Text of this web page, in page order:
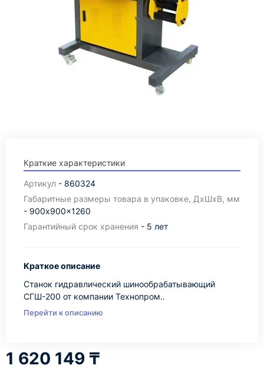
Краткие характеристики
Артикул - 860324
Габаритные размеры товара в упаковке, ДхШхВ, мм
- 900x900x1260
Гарантийный срок хранения - 5 лет
Краткое описание
Станок гидравлический шинообрабатывающий
СГШ-200 от компании Технопром..
Перейти к описанию
1 620 149 ₸